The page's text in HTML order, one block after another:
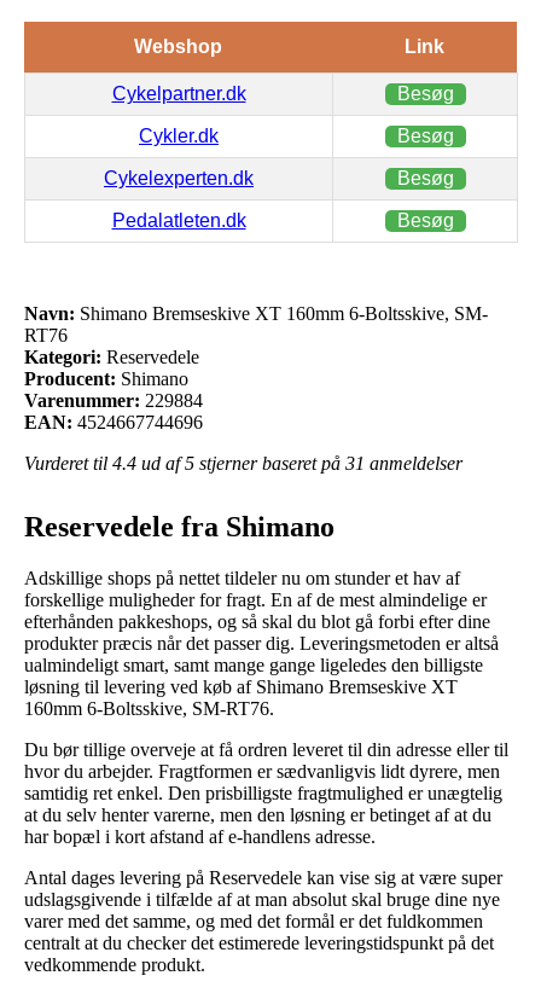
Webshop Link
Cykelpartner.dk Besøg
Cykler.dk Besøg
Cykelexperten.dk Besøg
Pedalatleten.dk Besøg
Navn: Shimano Bremseskive XT 160mm 6-Boltsskive, SM-
RT76
Kategori: Reservedele
Producent: Shimano
Varenummer: 229884
EAN: 4524667744696
Vurderet til 4.4 ud af 5 stjerner baseret på 31 anmeldelser
Reservedele fra Shimano
Adskillige shops på nettet tildeler nu om stunder et hav af
forskellige muligheder for fragt. En af de mest almindelige er
efterhånden pakkeshops, og så skal du blot gå forbi efter dine
produkter præcis når det passer dig. Leveringsmetoden er altså
ualmindeligt smart, samt mange gange ligeledes den billigste
løsning til levering ved køb af Shimano Bremseskive XT
160mm 6-Boltsskive, SM-RT76.
Du bør tillige overveje at få ordren leveret til din adresse eller til
hvor du arbejder. Fragtformen er sædvanligvis lidt dyrere, men
samtidig ret enkel. Den prisbilligste fragtmulighed er unægtelig
at du selv henter varerne, men den løsning er betinget af at du
har bopæl i kort afstand af e-handlens adresse.
Antal dages levering på Reservedele kan vise sig at være super
udslagsgivende i tilfælde af at man absolut skal bruge dine nye
varer med det samme, og med det formål er det fuldkommen
centralt at du checker det estimerede leveringstidspunkt på det
vedkommende produkt.